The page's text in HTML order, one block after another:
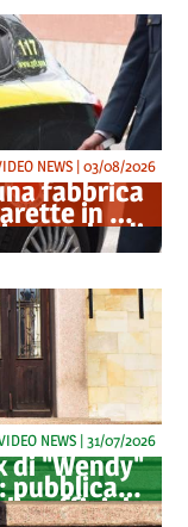
fabbrica
in via
1.350 kg di
tabacco
NEWS | 03/08/2026
di "Wendy"
pubblicato
ufficiale
NEWS | 31/07/2026